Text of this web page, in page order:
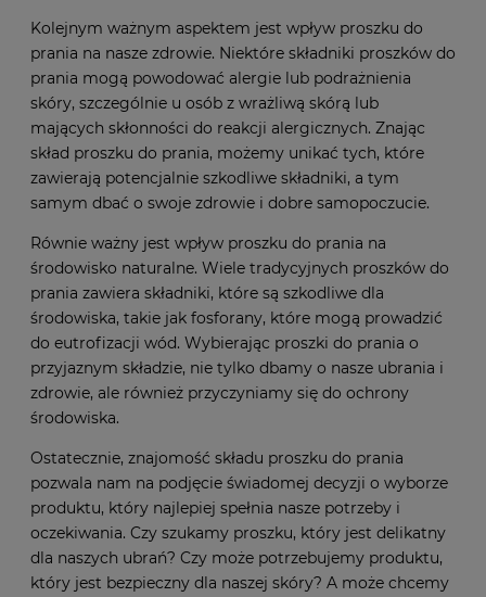
Kolejnym ważnym aspektem jest wpływ proszku do
prania na nasze zdrowie. Niektóre składniki proszków do
prania mogą powodować alergie lub podrażnienia
skóry, szczególnie u osób z wrażliwą skórą lub
mających skłonności do reakcji alergicznych. Znając
skład proszku do prania, możemy unikać tych, które
zawierają potencjalnie szkodliwe składniki, a tym
samym dbać o swoje zdrowie i dobre samopoczucie.
Równie ważny jest wpływ proszku do prania na
środowisko naturalne. Wiele tradycyjnych proszków do
prania zawiera składniki, które są szkodliwe dla
środowiska, takie jak fosforany, które mogą prowadzić
do eutrofizacji wód. Wybierając proszki do prania o
przyjaznym składzie, nie tylko dbamy o nasze ubrania i
zdrowie, ale również przyczyniamy się do ochrony
środowiska.
Ostatecznie, znajomość składu proszku do prania
pozwala nam na podjęcie świadomej decyzji o wyborze
produktu, który najlepiej spełnia nasze potrzeby i
oczekiwania. Czy szukamy proszku, który jest delikatny
dla naszych ubrań? Czy może potrzebujemy produktu,
który jest bezpieczny dla naszej skóry? A może chcemy